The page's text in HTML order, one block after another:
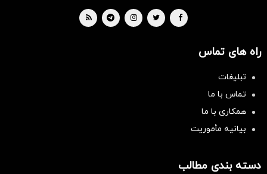
راه های تماس
تبلیغات
تماس با ما
همکاری با ما
بیانیه مأموریت
دسته بندی مطالب